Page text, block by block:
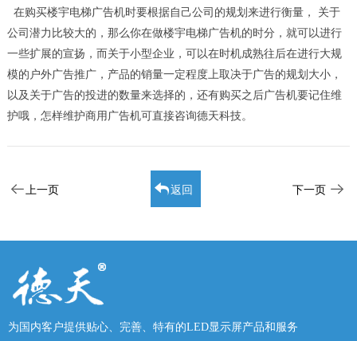
在购买楼宇电梯广告机时要根据自己公司的规划来进行衡量， 关于
公司潜力比较大的，那么你在做楼宇电梯广告机的时分，就可以进行
一些扩展的宣扬，而关于小型企业，可以在时机成熟往后在进行大规
模的户外广告推广，产品的销量一定程度上取决于广告的规划大小，
以及关于广告的投进的数量来选择的，还有购买之后广告机要记住维
护哦，怎样维护商用广告机可直接咨询德天科技。
上一页 返回 下一页
为国内客户提供贴心、完善、特有的LED显示屏产品和服务